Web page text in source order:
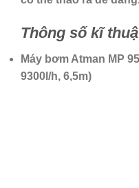
Thông số kĩ
Máy bơm Atman MP
9300l/h, 6,5m)